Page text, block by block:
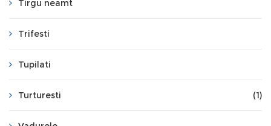
Tirgu neamt
Trifesti
Tupilati
Turturesti (1)